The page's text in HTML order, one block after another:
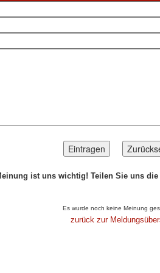
ist uns wichtig! Teilen Sie uns
Es wurde noch keine Meinung
zurück zur